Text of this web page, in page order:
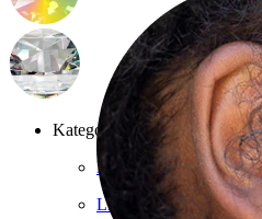
Kategorien
Bauchnabel
Lippen